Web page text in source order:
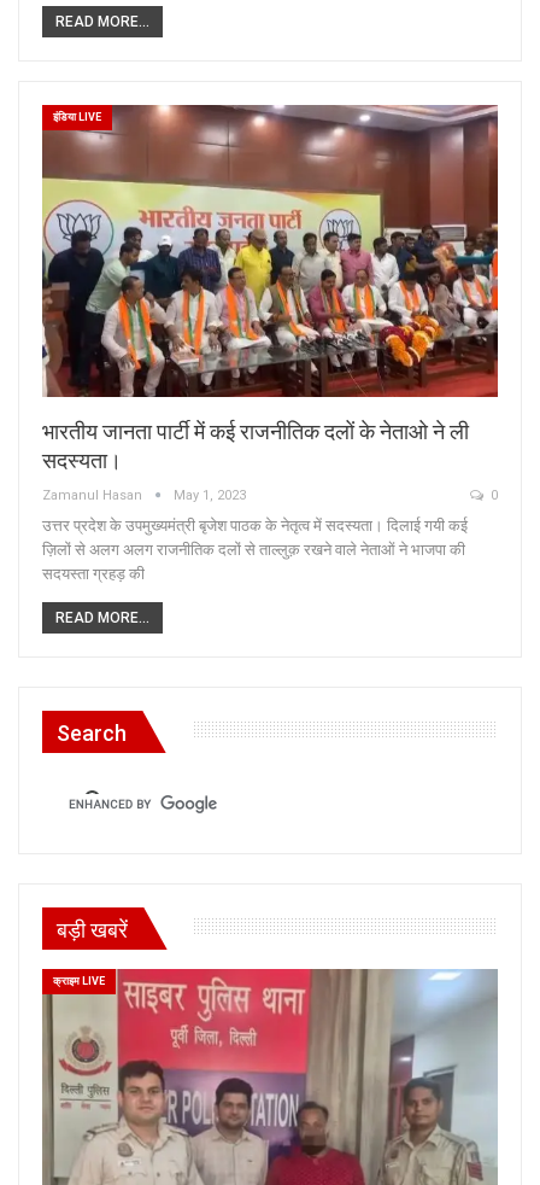
READ MORE...
इंडिया LIVE
भारतीय जानता पार्टी में कई राजनीतिक दलों के नेताओ ने ली
सदस्यता।
Zamanul Hasan May 1, 2023 0
उत्तर प्रदेश के उपमुख्यमंत्री बृजेश पाठक के नेतृत्व में सदस्यता। दिलाई गयी कई
ज़िलों से अलग अलग राजनीतिक दलों से ताल्लुक़ रखने वाले नेताओं ने भाजपा की
सदयस्ता ग्रहड़ की
READ MORE...
Search
बड़ी खबरें
क्राइम LIVE